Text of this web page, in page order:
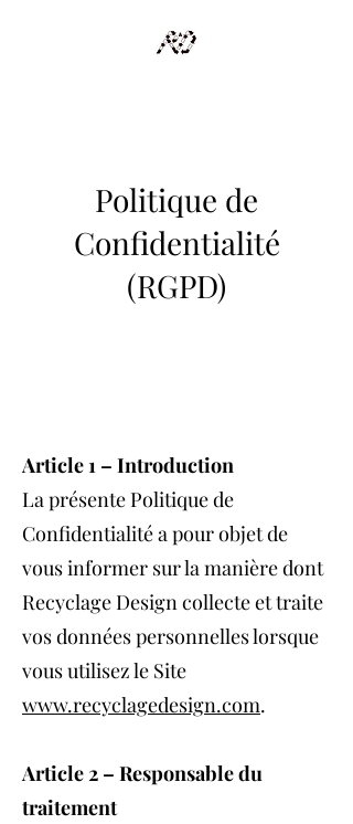
Politique de
Confidentialité
(RGPD)
Article 1 – Introduction
La présente Politique de
Confidentialité a pour objet de
vous informer sur la manière dont
Recyclage Design collecte et traite
vos données personnelles lorsque
vous utilisez le Site
www.recyclagedesign.com.
Article 2 – Responsable du
traitement